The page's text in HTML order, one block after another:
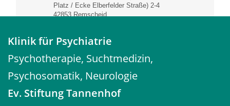
Platz / Ecke Elberfelder Straße) 2-4
42853 Remscheid
5
Ev. Stiftung Tannenhof
Gerontopsychiatrische und
psychiatrische Tageskliniken
Wesendonkstraße / Ecke Hofaue 7
Klinik für Psychiatrie
Psychotherapie, Suchtmedizin,
Psychosomatik, Neurologie
Ev. Stiftung Tannenhof